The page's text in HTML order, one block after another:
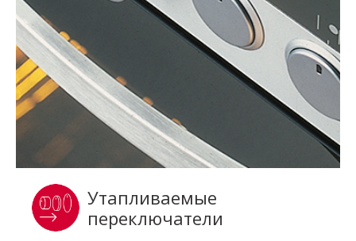
Утапливаемые
переключатели